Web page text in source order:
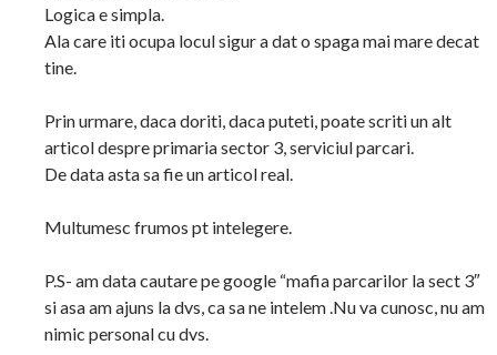
Logica e simpla.
Ala care iti ocupa locul sigur a dat o spaga mai mare decat
tine.
Prin urmare, daca doriti, daca puteti, poate scriti un alt
articol despre primaria sector 3, serviciul parcari.
De data asta sa fie un articol real.
Multumesc frumos pt intelegere.
P.S- am data cautare pe google “mafia parcarilor la sect 3″
si asa am ajuns la dvs, ca sa ne intelem .Nu va cunosc, nu am
nimic personal cu dvs.